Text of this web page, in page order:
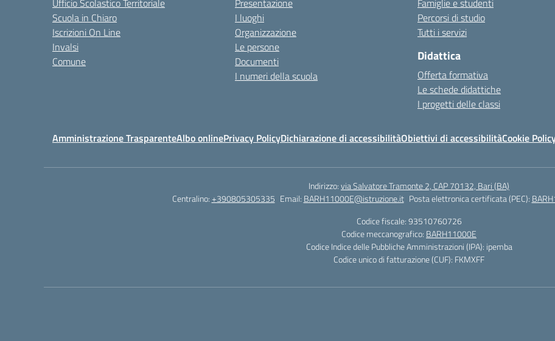
Ufficio Scolastico Territoriale
Scuola in Chiaro
Iscrizioni On Line
Invalsi
Comune
Presentazione
I luoghi
Organizzazione
Le persone
Documenti
I numeri della scuola
Famiglie e studenti
Percorsi di studio
Tutti i servizi
Didattica
Offerta formativa
Le schede didattiche
I progetti delle classi
Amministrazione TrasparenteAlbo onlinePrivacy PolicyDichiarazione di accessibilitàObiettivi di accessibilitàCookie
Indirizzo:via Salvatore Tramonte 2, CAP 70132, Bari (BA)
Centralino:+390805305335 Email: BARH11000E@istruzione.it Posta elettronica certificata (PEC):
Codice fiscale: 93510760726
Codice meccanografico: BARH11000E
Codice Indice delle Pubbliche Amministrazioni (IPA): ipemba
Codice unico di fatturazione (CUF): FKMXFF